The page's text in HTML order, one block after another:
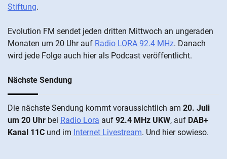
Stiftung.
Evolution FM sen­det je­den drit­ten Mitt­woch an un­ge­ra­den
Mo­nat­en um 20 Uhr auf Radio LORA 92.4 MHz. Da­nach
wird je­de Fol­ge auch hier als Pod­cast ver­öffentlicht.
Nächste Sendung
Die näch­ste Sen­dung kommt vor­aus­sicht­lich am 20. Juli
um 20 Uhr bei Radio Lora auf 92.4 MHz UKW, auf DAB+
Kanal 11C und im Internet Livestream. Und hier sowieso.